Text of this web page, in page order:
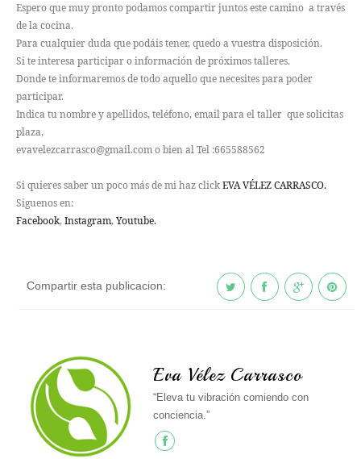
Espero que muy pronto podamos compartir juntos este camino a través
de la cocina.
Para cualquier duda que podáis tener, quedo a vuestra disposición.
Si te interesa participar o información de próximos talleres.
Donde te informaremos de todo aquello que necesites para poder
participar.
Indica tu nombre y apellidos, teléfono, email para el taller que solicitas
plaza,
evavelezcarrasco@gmail.com o bien al Tel :665588562
Si quieres saber un poco más de mi haz clickEVA VÉLEZ CARRASCO.
Siguenos en:
Facebook,Instagram,Youtube.
Compartir esta publicacion:
Eva Vélez Carrasco
“Eleva tu vibración comiendo con
conciencia.”